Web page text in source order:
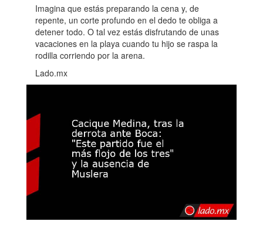
Imagina que estás preparando la cena y, de
repente, un corte profundo en el dedo te obliga a
detener todo. O tal vez estás disfrutando de unas
vacaciones en la playa cuando tu hijo se raspa la
rodilla corriendo por la arena.
Lado.mx